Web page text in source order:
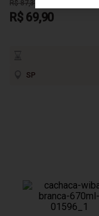
R$ 87,37
R$ 69,90
SP